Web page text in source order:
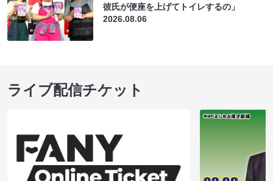
彼氏が便座を上げてトイレするの」
2026.08.06
ライブ配信チケット